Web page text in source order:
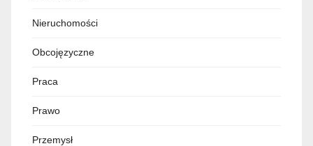
Nieruchomości
Obcojęzyczne
Praca
Prawo
Przemysł